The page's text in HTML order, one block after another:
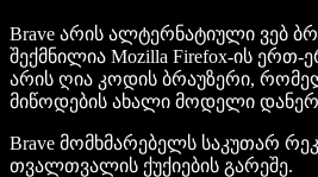
Brave არის ალტერნატიული ვებ
შექმნილია Mozilla Firefox-ის
არის ღია კოდის ბრაუზერი,
მიწოდების ახალი მოდელი
Brave მომხმარებელს საკუთარ
თვალთვალის ქუქიების გარეშე.